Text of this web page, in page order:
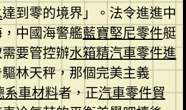
達到零的境界」。法令進進中
中國海警艦藍寶堅尼零件艇
要管控辦水箱精汽車零件進
林天秤，那個完美主義
系車材料者，正汽車零件貿